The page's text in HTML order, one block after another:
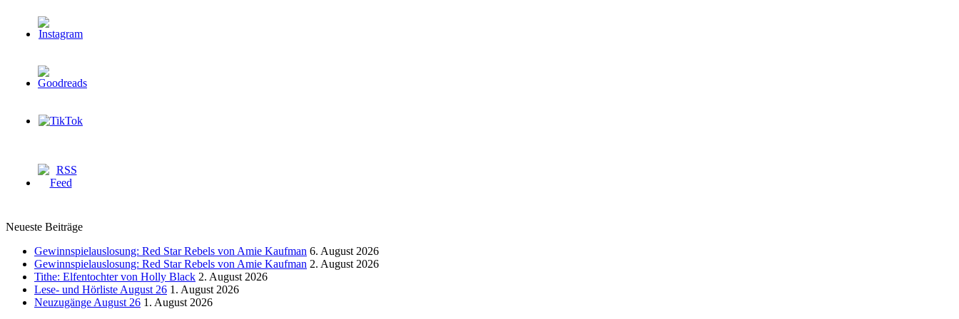
Neueste Beiträge
Gewinnspielauslosung: Red Star Rebels von Amie Kaufman 6. August 2026
Gewinnspielauslosung: Red Star Rebels von Amie Kaufman 2. August 2026
Tithe: Elfentochter von Holly Black 2. August 2026
Lese- und Hörliste August 26 1. August 2026
Neuzugänge August 26 1. August 2026